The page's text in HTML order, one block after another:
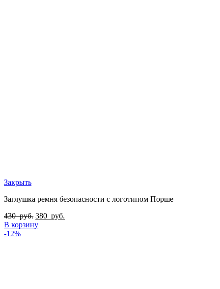
Закрыть
Заглушка ремня безопасности с логотипом Порше
430руб. 380 руб.
В корзину
-12%